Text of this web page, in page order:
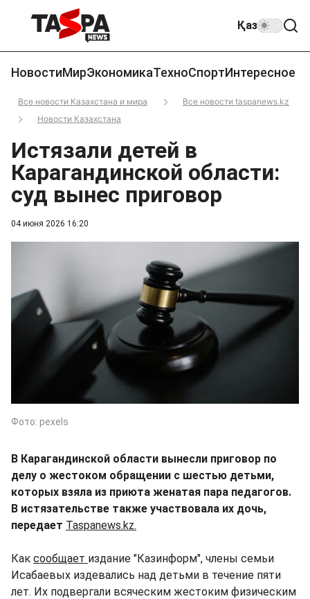
Қаз
НовостиМирЭкономикаТехноСпортИнтересное
Все новости Казахстана и мира
Все новости taspanews.kz
Новости Казахстана
04 июня 2026 16:20
Истязали детей в
Карагандинской области:
суд вынес приговор
Фото: pexels
В Карагандинской области вынесли приговор по
делу о жестоком обращении с шестью детьми,
которых взяла из приюта женатая пара педагогов.
В истязательстве также участвовала их дочь,
передает Taspanews.kz.
Как сообщает издание "Казинформ", члены семьи
Исабаевых издевались над детьми в течение пяти
лет. Их подвергали всяческим жестоким физическим